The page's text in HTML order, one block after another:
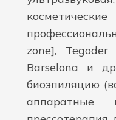
zone], Tegoder
Barselona и
биоэпиляцию
аппаратные